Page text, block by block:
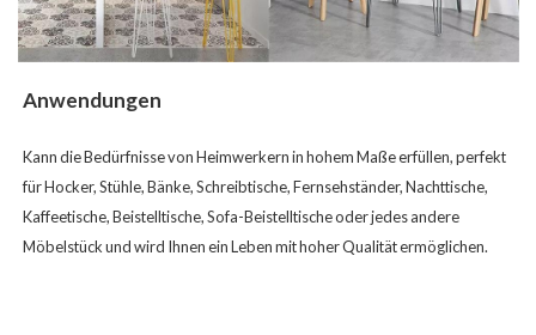
Anwendungen
Kann die Bedürfnisse von Heimwerkern in hohem Maße erfüllen, perfekt
für Hocker, Stühle, Bänke, Schreibtische, Fernsehständer, Nachttische,
Kaffeetische, Beistelltische, Sofa-Beistelltische oder jedes andere
Möbelstück und wird Ihnen ein Leben mit hoher Qualität ermöglichen.